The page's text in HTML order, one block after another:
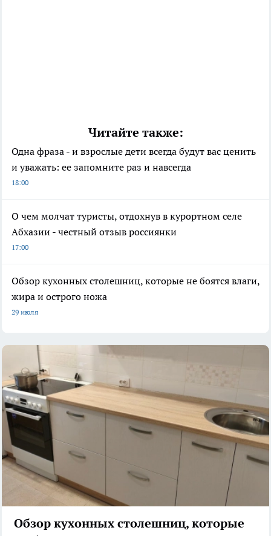
Читайте также:
Одна фраза - и взрослые дети всегда будут вас ценить
и уважать: ее запомните раз и навсегда
18:00
О чем молчат туристы, отдохнув в курортном селе
Абхазии - честный отзыв россиянки
17:00
Обзор кухонных столешниц, которые не боятся влаги,
жира и острого ножа
29 июля
Обзор кухонных столешниц, которые